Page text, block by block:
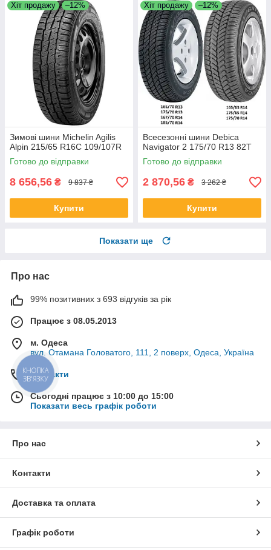
Хіт продажу –12%
Зимові шини Michelin Agilis
Alpin 215/65 R16C 109/107R
Готово до відправки
8 656,56 ₴ 9 837 ₴
Купити
Хіт продажу –12%
Всесезонні шини Debica
Navigator 2 175/70 R13 82T
Готово до відправки
2 870,56 ₴ 3 262 ₴
Купити
Показати ще
Про нас
99% позитивних з 693 відгуків за рік
Працює з 08.05.2013
м. Одеса
вул. Отамана Головатого, 111, 2 поверх, Одеса, Україна
Контакти
Сьогодні працює з 10:00 до 15:00
Показати весь графік роботи
Про нас
Контакти
Доставка та оплата
Графік роботи
КНОПКА
ЗВ'ЯЗКУ